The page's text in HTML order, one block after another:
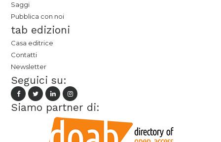
Saggi
Pubblica con noi
tab edizioni
Casa editrice
Contatti
Newsletter
Seguici su:
Siamo partner di: